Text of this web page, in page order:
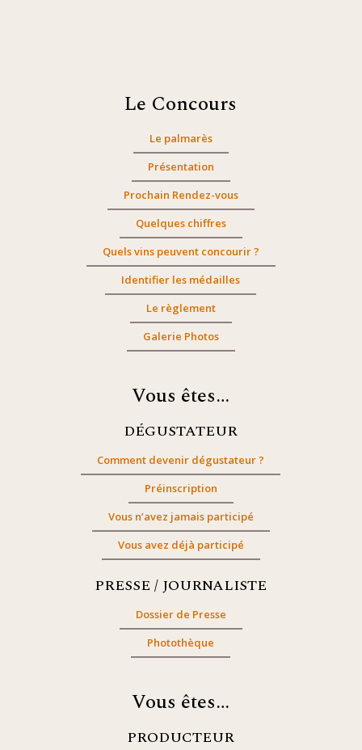
Le Concours
Le palmarès
Présentation
Prochain Rendez-vous
Quelques chiffres
Quels vins peuvent concourir ?
Identifier les médailles
Le règlement
Galerie Photos
Vous êtes…
DÉGUSTATEUR
Comment devenir dégustateur ?
Préinscription
Vous n’avez jamais participé
Vous avez déjà participé
PRESSE / JOURNALISTE
Dossier de Presse
Photothèque
Vous êtes…
PRODUCTEUR